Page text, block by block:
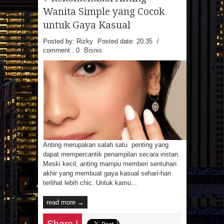
MANFAAT MAJU
MASAKAN
MINUMAN
PEMBANGUNAN
PENDIDIKAN
PERCETAKAN
PRAGNANCY
PROPERTI
RESATURANT
REVIEW
SMARTPHONE
SNAPPY
SPORTS
TECHNOLOGY
TRAVEL
UNIVERSITAS
WISATA
Arsip Blog
► 2026 ► 2025 (17)
▼ 2024 (22)
► DESEMBER (1)
► NOVEMBER (6)
► OKTOBER (2)
7 REKOMENDASI ANTING WANITA SIMPLE
YANG COCOK UNTU...
TIPS DAN MANFAAT MEMBUAT MPASI 12
BULAN YANG LEZAT...
►
► 2023 (21) ► 2022 (1)
(3) (29)
► 2019 (123) ►
2015
Wanita Simple yang Cocok
untuk Gaya Kasual
Posted by: Rizky Posted date: 20.35
/
comment : 0
Bisnis
Anting merupakan salah satu penting yang
dapat mempercantik penampilan secara instan.
Meski kecil, anting mampu memberi sentuhan
akhir yang membuat gaya kasual sehari-hari
terlihat lebih chic. Untuk kamu...
read more →